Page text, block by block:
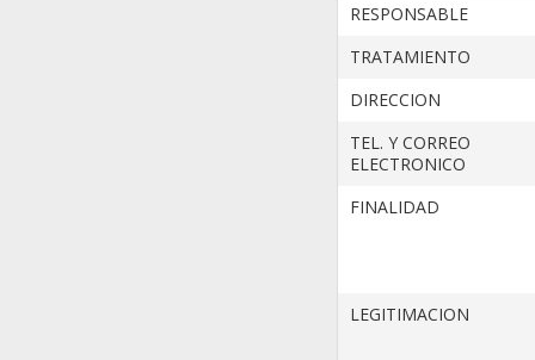
RESPONSABLE
TRATAMIENTO
DIRECCION
TEL. Y CORREO
ELECTRONICO
FINALIDAD
LEGITIMACION